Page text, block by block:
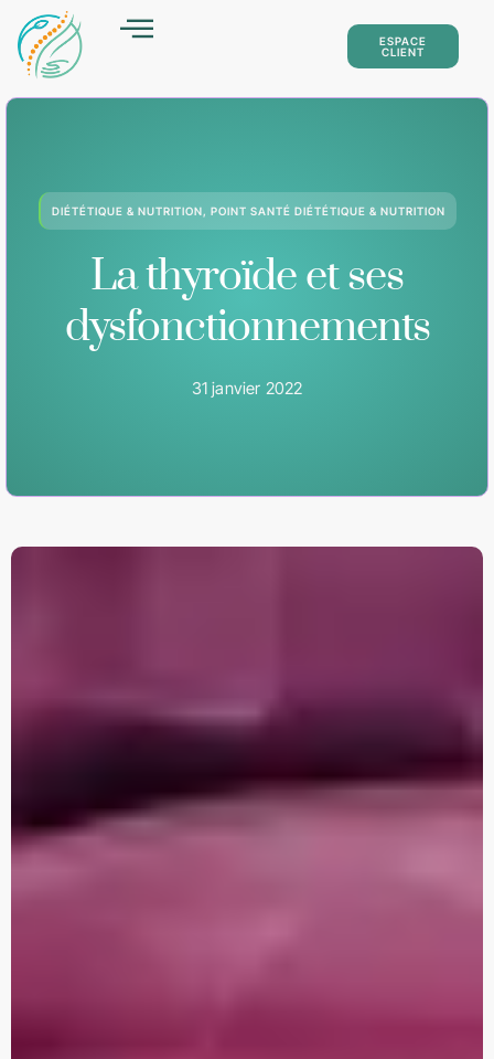
BLOG CONTACT
ESPACE
CLIENT
DIÉTÉTIQUE & NUTRITION, POINT SANTÉ DIÉTÉTIQUE & NUTRITION
La thyroïde et ses
dysfonctionnements
31 janvier 2022